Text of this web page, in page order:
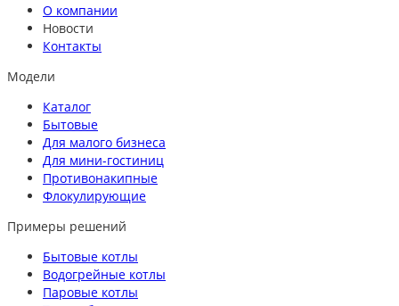
О компании
Новости
Контакты
Модели
Каталог
Бытовые
Для малого бизнеса
Для мини-гостиниц
Противонакипные
Флокулирующие
Примеры решений
Бытовые котлы
Водогрейные котлы
Паровые котлы